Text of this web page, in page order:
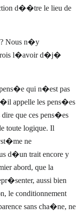
d��tre le lieu de
? Nous n�y
crois l�avoir d�j�
qui n�est pas
appelle les pens�es
dire que ces pens�es
toute logique. Il
ne
d�un trait encore y
abord, que la
aussi bien
le conditionnement
sans cha�ne, ne